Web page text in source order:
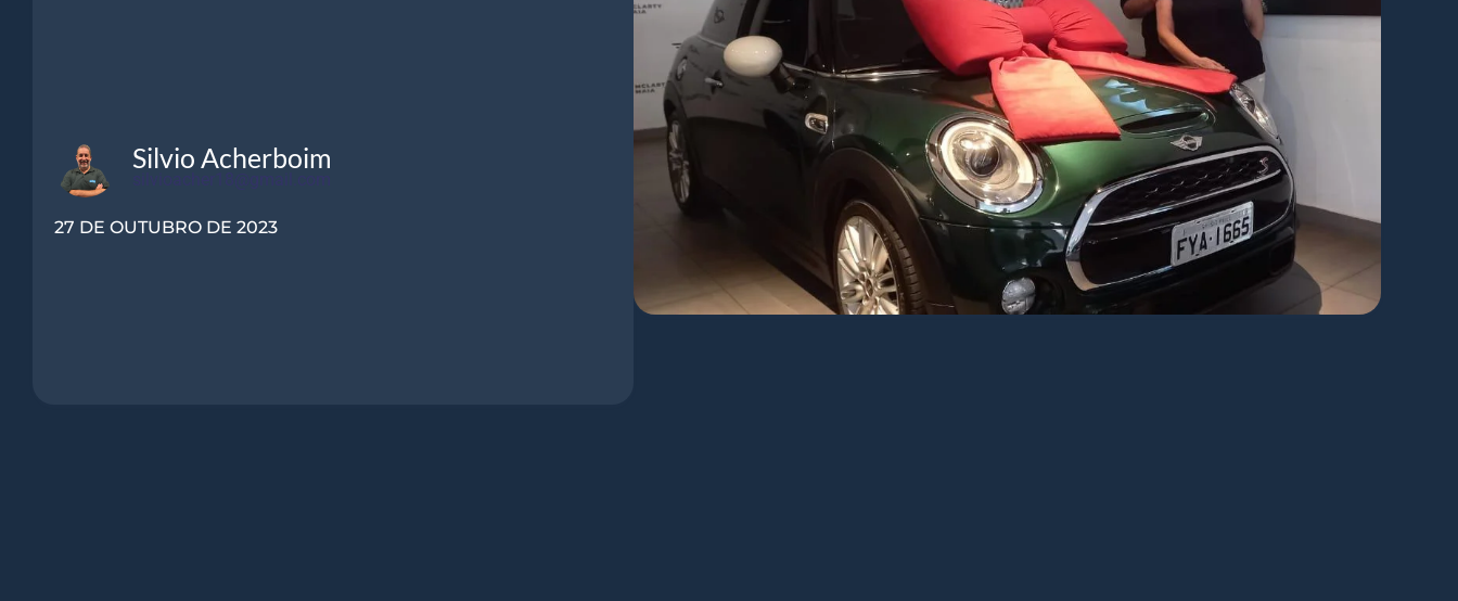
27 DE OUTUBRO DE 2023
Silvio Acherboim